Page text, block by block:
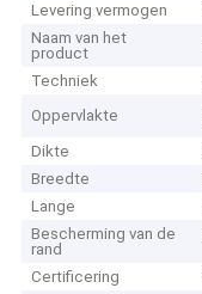
Levering vermogen
Naam van het
product
Techniek
Oppervlakte
Dikte
Breedte
Lange
Bescherming van de
rand
Certificering